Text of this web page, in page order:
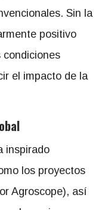
Sin la
positivo
condiciones
el impacto de la
inspirado
los proyectos
Agroscope), así